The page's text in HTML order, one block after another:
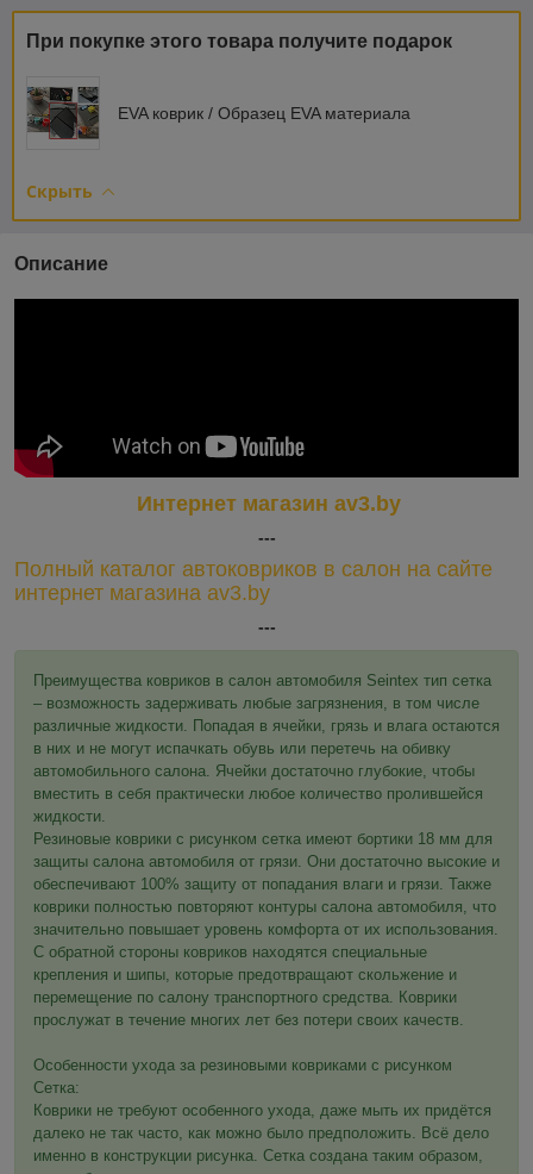
При покупке этого товара получите подарок
EVA коврик / Образец EVA материала
Скрыть
Описание
Интернет магазин av3.by
---
Полный каталог автоковриков в салон на сайте
интернет магазина av3.by
---
Преимущества ковриков в салон автомобиля Seintex тип сетка
– возможность задерживать любые загрязнения, в том числе
различные жидкости. Попадая в ячейки, грязь и влага остаются
в них и не могут испачкать обувь или перетечь на обивку
автомобильного салона. Ячейки достаточно глубокие, чтобы
вместить в себя практически любое количество пролившейся
жидкости.
Резиновые коврики с рисунком сетка имеют бортики 18 мм для
защиты салона автомобиля от грязи. Они достаточно высокие и
обеспечивают 100% защиту от попадания влаги и грязи. Также
коврики полностью повторяют контуры салона автомобиля, что
значительно повышает уровень комфорта от их использования.
С обратной стороны ковриков находятся специальные
крепления и шипы, которые предотвращают скольжение и
перемещение по салону транспортного средства. Коврики
прослужат в течение многих лет без потери своих качеств.
Особенности ухода за резиновыми ковриками с рисунком
Сетка:
Коврики не требуют особенного ухода, даже мыть их придётся
далеко не так часто, как можно было предположить. Всё дело
именно в конструкции рисунка. Сетка создана таким образом,